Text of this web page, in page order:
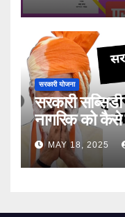
सरकारी योजना
सरकारी
नागरिक को कैसे
MAY 18, 2025